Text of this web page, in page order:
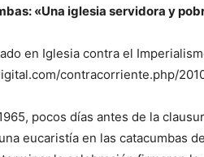
«Una iglesia servidora y
en Iglesia contra el
contracorriente.php/
pocos días antes de la
eucaristía en las catacumbas